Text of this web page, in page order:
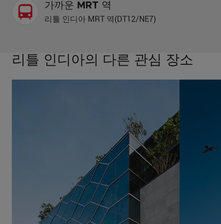
가까운 MRT 역
리틀 인디아 MRT 역(DT12/NE7)
리틀 인디아의 다른 관심 장소